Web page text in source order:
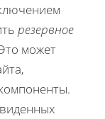
резервное
может